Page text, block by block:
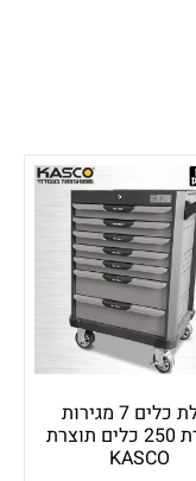
עגלת כלים 7 מגירות
מזוודת 250 כלים תוצרת
KASCO